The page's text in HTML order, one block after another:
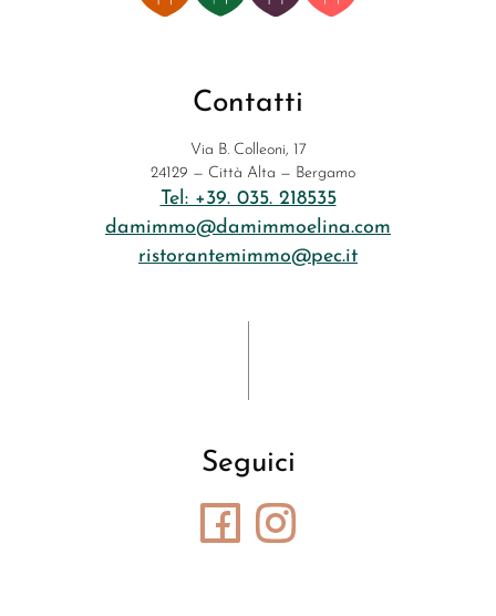
Contatti
Via B. Colleoni, 17
24129 — Città Alta — Bergamo
Tel: +39. 035. 218535
damimmo@damimmoelina.com
ristorantemimmo@pec.it
Seguici